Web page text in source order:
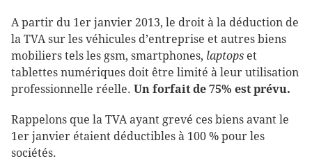
A partir du 1er janvier 2013, le droit à la déduction de
la TVA sur les véhicules d’entreprise et autres biens
mobiliers tels les gsm, smartphones, laptops et
tablettes numériques doit être limité à leur utilisation
professionnelle réelle. Un forfait de 75% est prévu.
Rappelons que la TVA ayant grevé ces biens avant le
1er janvier étaient déductibles à 100 % pour les
sociétés.